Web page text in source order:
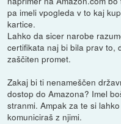
pa imeli vpogleda v to kaj
kartice.
Lahko da sicer narobe
certifikata naj bi bila prav to,
zaščiten promet.
Zakaj bi ti nenameščen
dostop do Amazona? Imel
stranmi. Ampak za te si
komuniciraš z njimi.